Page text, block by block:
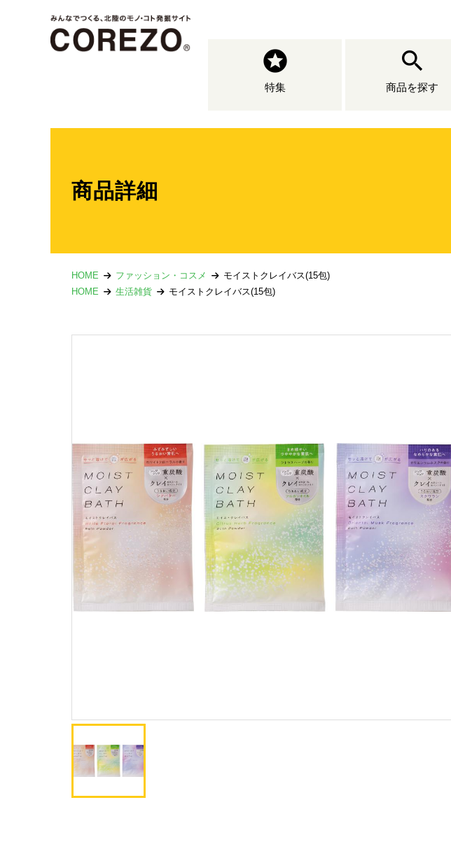
特集 商品を探す
商品詳細
HOME ファッション・コスメ
モイストクレイバス(15包)
HOME
生活雑貨 モイストクレイバス(15包)